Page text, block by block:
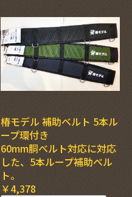
椿モデル 補助ベルト 5本ル
ープ環付き
60mm胴ベルト対応に対応
した、5本ループ補助ベル
ト。
￥4,378